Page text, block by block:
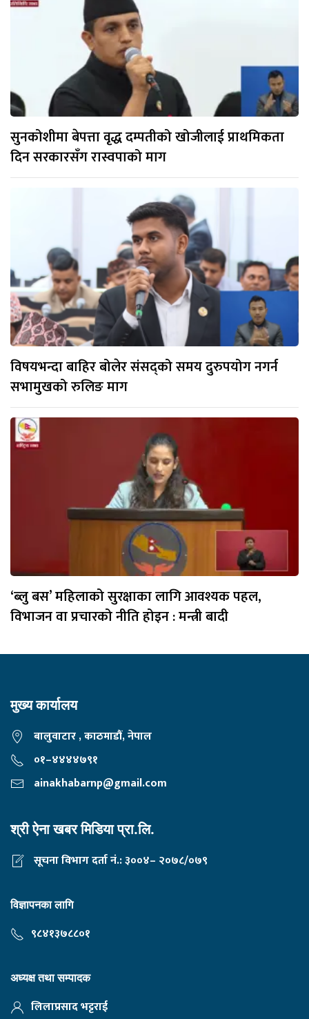
सुनकोशीमा बेपत्ता वृद्ध दम्पतीको खोजीलाई प्राथमिकता
दिन सरकारसँग रास्वपाको माग
विषयभन्दा बाहिर बोलेर संसद्को समय दुरुपयोग नगर्न
सभामुखको रुलिङ माग
‘ब्लु बस’ महिलाको सुरक्षाका लागि आवश्यक पहल,
विभाजन वा प्रचारको नीति होइन : मन्त्री बादी
मुख्य कार्यालय
बालुवाटार , काठमाडौं, नेपाल
०१–४४४४७९१
ainakhabarnp@gmail.com
श्री ऐना खबर मिडिया प्रा.लि.
सूचना विभाग दर्ता नं.: ३००४– २०७८/०७९
विज्ञापनका लागि
९८४१३७८८०१
अध्यक्ष तथा सम्पादक
लिलाप्रसाद भट्टराई